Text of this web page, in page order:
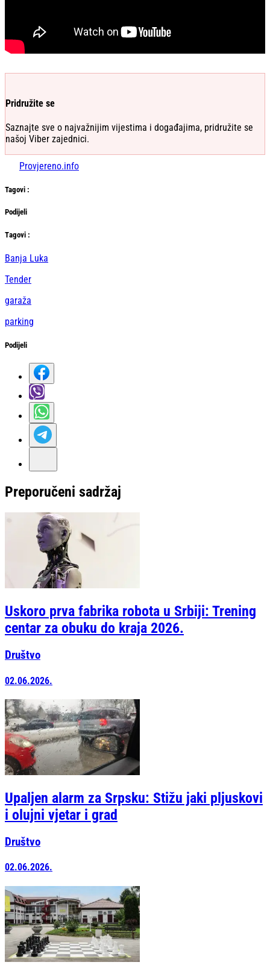
Pridružite se
Saznajte sve o najvažnijim vijestima i događajima, pridružite se
našoj Viber zajednici.
Provjereno.info
Tagovi :
Podijeli
Тagovi :
Banja Luka
Tender
garaža
parking
Podijeli
Preporučeni sadržaj
Uskoro prva fabrika robota u Srbiji: Trening
centar za obuku do kraja 2026.
Društvo
02.06.2026.
Upaljen alarm za Srpsku: Stižu jaki pljuskovi
i olujni vjetar i grad
Društvo
02.06.2026.